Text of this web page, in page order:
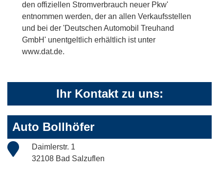
den offiziellen Stromverbrauch neuer Pkw'
entnommen werden, der an allen Verkaufsstellen
und bei der 'Deutschen Automobil Treuhand
GmbH' unentgeltlich erhältlich ist unter
www.dat.de.
Ihr Kontakt zu uns:
Auto Bollhöfer
Daimlerstr. 1
32108 Bad Salzuflen